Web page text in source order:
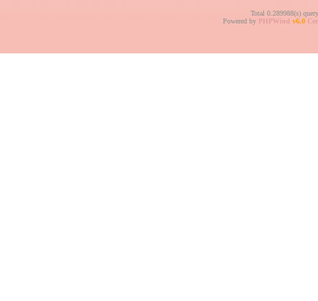
Total 0.289988(s)
Powered by PHPWind v6.0